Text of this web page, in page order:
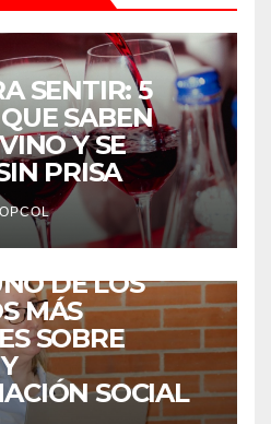
SENTIR: 5
SABEN
Y SE
PRISA
LA SEDE DE
DE VERANO
DE LOS
MÁS
SOBRE
SOCIAL